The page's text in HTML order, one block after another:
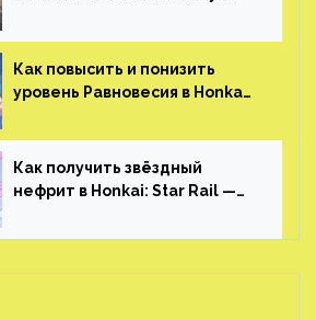
который больше, чем в
Skyrim и GTA: San Andreas
Как повысить и понизить
уровень Равновесия в Honkai:
Как получить звёздный
нефрит в Honkai: Star Rail —